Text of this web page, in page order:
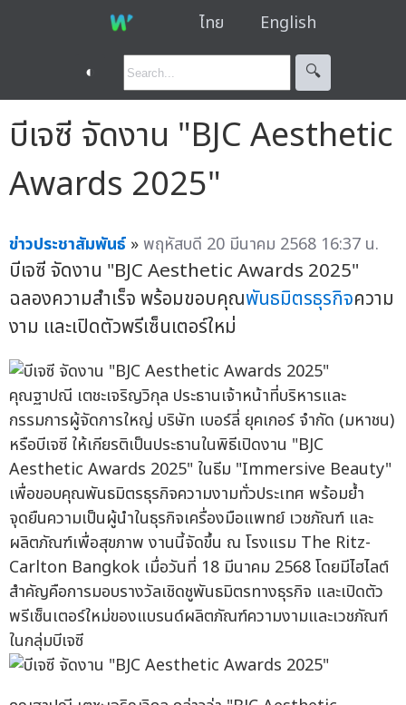
ไทย English
◐ 🔍︎
บีเจซี จัดงาน "BJC Aesthetic
Awards 2025"
ข่าวประชาสัมพันธ์ »พฤหัสบดี 20 มีนาคม 2568 16:37 น.
บีเจซี จัดงาน "BJC Aesthetic Awards 2025"
ฉลองความสำเร็จ พร้อมขอบคุณพันธมิตรธุรกิจความ
งาม และเปิดตัวพรีเซ็นเตอร์ใหม่
คุณฐาปณี เตชะเจริญวิกุล ประธานเจ้าหน้าที่บริหารและ
กรรมการผู้จัดการใหญ่ บริษัท เบอร์ลี่ ยุคเกอร์ จำกัด (มหาชน)
หรือบีเจซี ให้เกียรติเป็นประธานในพิธีเปิดงาน "BJC
Aesthetic Awards 2025" ในธีม "Immersive Beauty"
เพื่อขอบคุณพันธมิตรธุรกิจความงามทั่วประเทศ พร้อมย้ำ
จุดยืนความเป็นผู้นำในธุรกิจเครื่องมือแพทย์ เวชภัณฑ์ และ
ผลิตภัณฑ์เพื่อสุขภาพ งานนี้จัดขึ้น ณ โรงแรม The Ritz-
Carlton Bangkok เมื่อวันที่ 18 มีนาคม 2568 โดยมีไฮไลต์
สำคัญคือการมอบรางวัลเชิดชูพันธมิตรทางธุรกิจ และเปิดตัว
พรีเซ็นเตอร์ใหม่ของแบรนด์ผลิตภัณฑ์ความงามและเวชภัณฑ์
ในกลุ่มบีเจซี